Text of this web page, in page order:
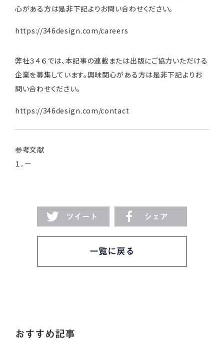
心がある方は是非下記よりお問い合わせください。
https://346design.com/careers
弊社３４６では、本記事の連載または出版にご協力いただける
企業を募集しています。興味関心がある方は是非下記よりお
問い合わせください。
https://346design.com/contact
参考文献
１．ー
ツイート シェア
一覧に戻る
おすすめ記事